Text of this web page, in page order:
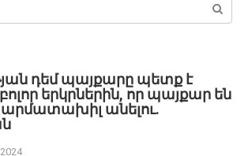
դեմ պայքարը պետք է
երկրներին, որ պայքար են
արմատախիլ անելու.